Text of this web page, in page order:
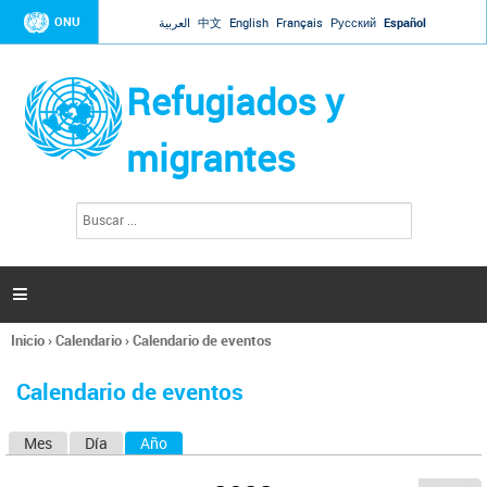
Jump to navigation
ONU العربية 中文 English Français Русский Español
Refugiados y
migrantes
l
s

Se
usted
Inicio›Calendario›Calendario de eventos
Calendario de eventos
Mes Día Año